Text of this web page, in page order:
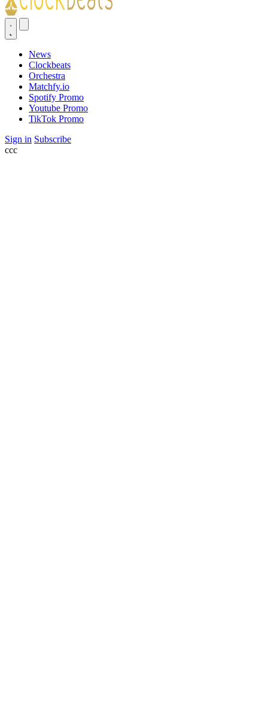
News
Clockbeats
Orchestra
Matchfy.io
Spotify Promo
Youtube Promo
TikTok Promo
Sign in Subscribe
ссс